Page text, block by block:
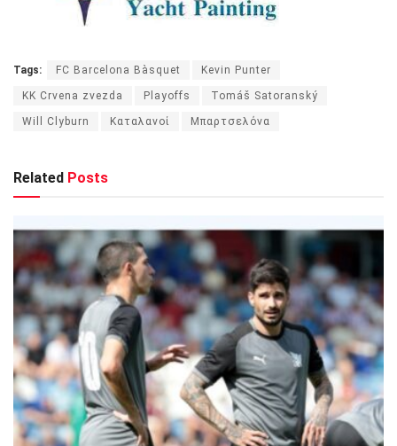
Tags: FC Barcelona Bàsquet Kevin Punter
KK Crvena zvezda Playoffs Tomáš Satoranský
Will Clyburn Καταλανοί Μπαρτσελόνα
Related Posts